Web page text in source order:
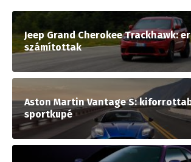
Jeep Grand Cherokee Trackhawk:
számítottak
Aston Martin Vantage S:
sportkupé